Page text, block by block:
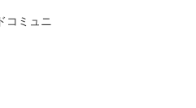
コミュニ